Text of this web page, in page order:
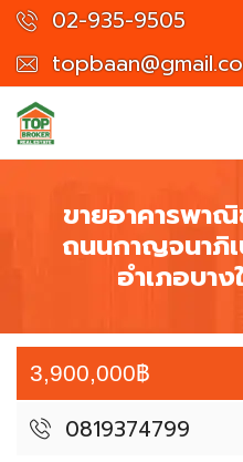
02-935-9505
ขายอาคารพา
ถนนกาญจนาภิ
อำเภอบา
3,900,000฿
0819374799